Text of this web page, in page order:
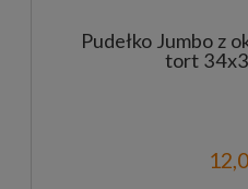
Pudełko Jumbo z
tort